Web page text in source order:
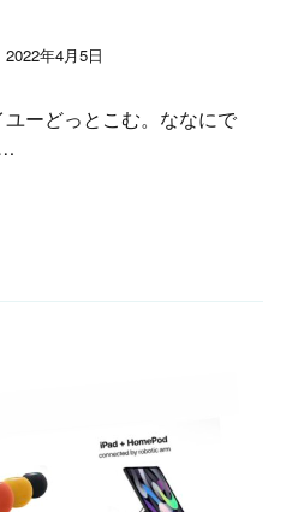
2022年4月5日
ーどっとこむ。ななにで